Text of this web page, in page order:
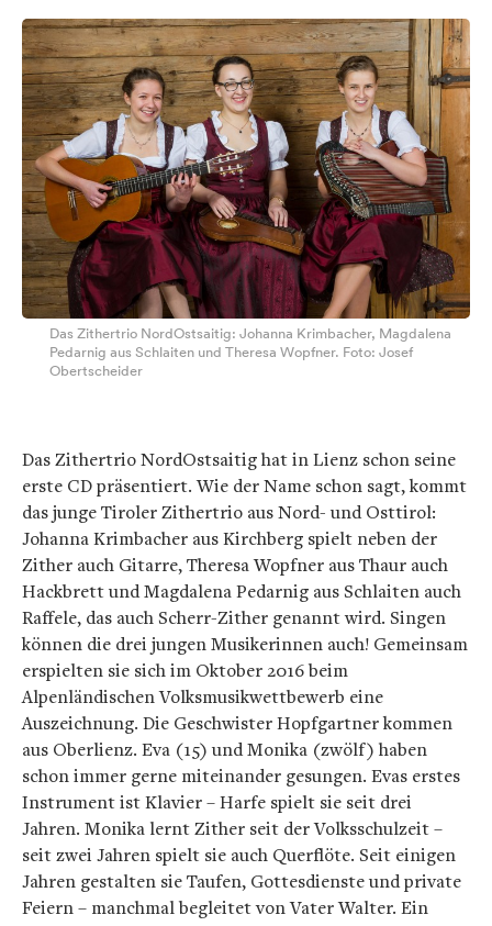
Das Zithertrio NordOstsaitig: Johanna Krimbacher, Magdalena
Pedarnig aus Schlaiten und Theresa Wopfner. Foto: Josef
Obertscheider
Das Zithertrio NordOstsaitig hat in Lienz schon seine
erste CD präsentiert. Wie der Name schon sagt, kommt
das junge Tiroler Zithertrio aus Nord- und Osttirol:
Johanna Krimbacher aus Kirchberg spielt neben der
Zither auch Gitarre, Theresa Wopfner aus Thaur auch
Hackbrett und Magdalena Pedarnig aus Schlaiten auch
Raffele, das auch Scherr-Zither genannt wird. Singen
können die drei jungen Musikerinnen auch! Gemeinsam
erspielten sie sich im Oktober 2016 beim
Alpenländischen Volksmusikwettbewerb eine
Auszeichnung. Die Geschwister Hopfgartner kommen
aus Oberlienz. Eva (15) und Monika (zwölf) haben
schon immer gerne miteinander gesungen. Evas erstes
Instrument ist Klavier – Harfe spielt sie seit drei
Jahren. Monika lernt Zither seit der Volksschulzeit –
seit zwei Jahren spielt sie auch Querflöte. Seit einigen
Jahren gestalten sie Taufen, Gottesdienste und private
Feiern – manchmal begleitet von Vater Walter. Ein